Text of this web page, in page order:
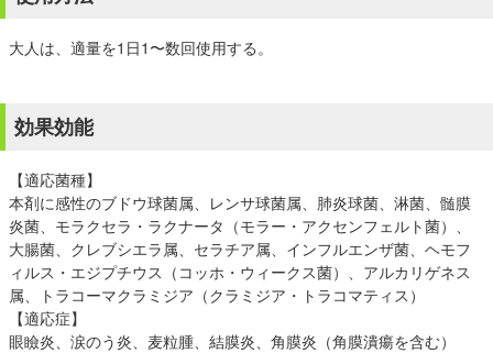
大人は、適量を1日1〜数回使用する。
効果効能
【適応菌種】
本剤に感性のブドウ球菌属、レンサ球菌属、肺炎球菌、淋菌、髄膜
炎菌、モラクセラ・ラクナータ（モラー・アクセンフェルト菌）、
大腸菌、クレブシエラ属、セラチア属、インフルエンザ菌、ヘモフ
ィルス・エジプチウス（コッホ・ウィークス菌）、アルカリゲネス
属、トラコーマクラミジア（クラミジア・トラコマティス）
【適応症】
眼瞼炎、涙のう炎、麦粒腫、結膜炎、角膜炎（角膜潰瘍を含む）